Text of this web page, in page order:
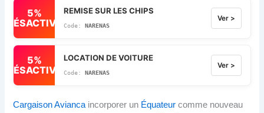
5%
DÉSACTIVÉ
REMISE SUR LES CHIPS
NARENAS
Ver >
5%
DÉSACTIVÉ
LOCATION DE VOITURE
NARENAS
Ver >
Cargaison Avianca incorporer un Équateur comme nouveau